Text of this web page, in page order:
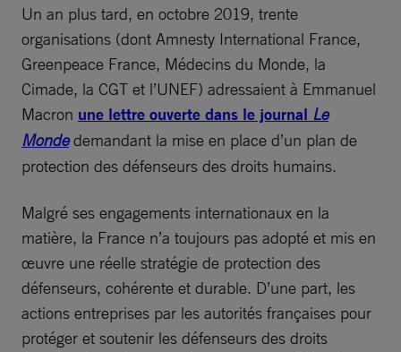
Un an plus tard, en octobre 2019, trente
organisations (dont Amnesty International France,
Greenpeace France, Médecins du Monde, la
Cimade, la CGT et l’UNEF) adressaient à Emmanuel
Macron une lettre ouverte dans le journal Le
Mondedemandant la mise en place d’un plan de
protection des défenseurs des droits humains.
Malgré ses engagements internationaux en la
matière, la France n’a toujours pas adopté et mis en
œuvre une réelle stratégie de protection des
défenseurs, cohérente et durable. D’une part, les
actions entreprises par les autorités françaises pour
protéger et soutenir les défenseurs des droits